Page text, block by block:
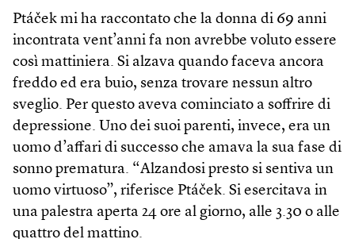
Ptáček mi ha raccontato che la donna di 69 anni
incontrata vent’anni fa non avrebbe voluto essere
così mattiniera. Si alzava quando faceva ancora
freddo ed era buio, senza trovare nessun altro
sveglio. Per questo aveva cominciato a soffrire di
depressione. Uno dei suoi parenti, invece, era un
uomo d’affari di successo che amava la sua fase di
sonno prematura. “Alzandosi presto si sentiva un
uomo virtuoso”, riferisce Ptáček. Si esercitava in
una palestra aperta 24 ore al giorno, alle 3.30 o alle
quattro del mattino.